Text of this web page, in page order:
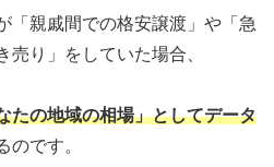
「親戚間での格安譲渡」や「急
売り」をしていた場合、
たの地域の相場」としてデータ
のです。